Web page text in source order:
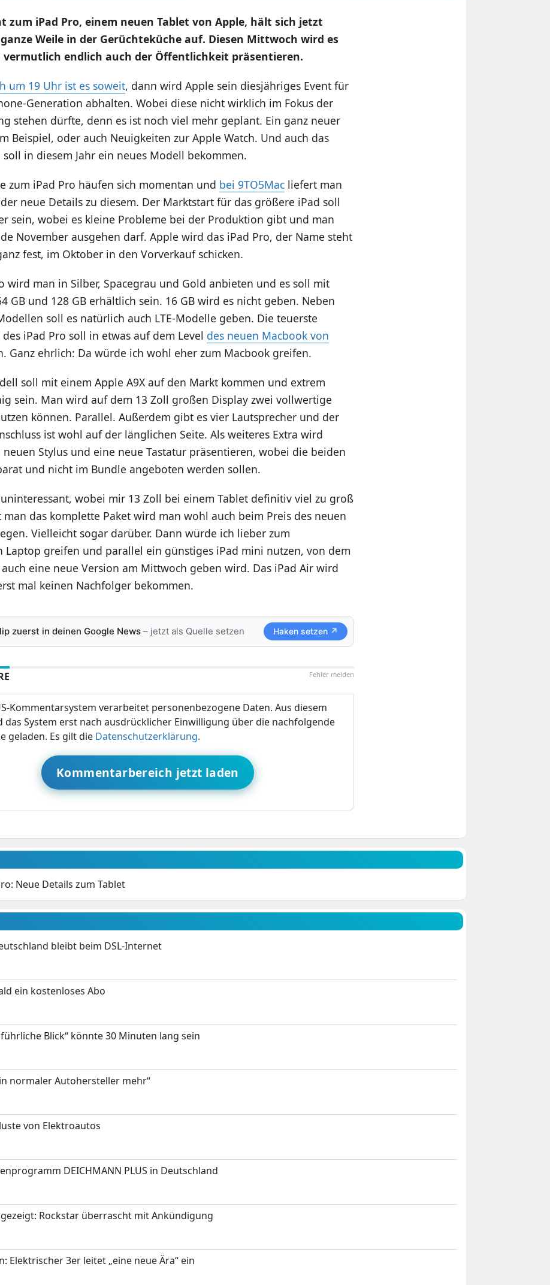
zum iPad Pro, einem neuen Tablet von Apple, hält sich jetzt
Weile in der Gerüchteküche auf. Diesen Mittwoch wird es
vermutlich endlich auch der Öffentlichkeit präsentieren.
um 19 Uhr ist es soweit, dann wird Apple sein diesjähriges Event für
Generation abhalten. Wobei diese nicht wirklich im Fokus der
stehen dürfte, denn es ist noch viel mehr geplant. Ein ganz neuer
Beispiel, oder auch Neuigkeiten zur Apple Watch. Und auch das
soll in diesem Jahr ein neues Modell bekommen.
zum iPad Pro häufen sich momentan und bei 9TO5Macliefert man
neue Details zu diesem. Der Marktstart für das größere iPad soll
sein, wobei es kleine Probleme bei der Produktion gibt und man
November ausgehen darf. Apple wird das iPad Pro, der Name steht
fest, im Oktober in den Vorverkauf schicken.
wird man in Silber, Spacegrau und Gold anbieten und es soll mit
GB und 128 GB erhältlich sein. 16 GB wird es nicht geben. Neben
soll es natürlich auch LTE-Modelle geben. Die teuerste
iPad Pro soll in etwas auf dem Level des neuen Macbook von
Ganz ehrlich: Da würde ich wohl eher zum Macbook greifen.
soll mit einem Apple A9X auf den Markt kommen und extrem
sein. Man wird auf dem 13 Zoll großen Display zwei vollwertige
können. Parallel. Außerdem gibt es vier Lautsprecher und der
ist wohl auf der länglichen Seite. Als weiteres Extra wird
Stylus und eine neue Tastatur präsentieren, wobei die beiden
und nicht im Bundle angeboten werden sollen.
wobei mir 13 Zoll bei einem Tablet definitiv viel zu groß
man das komplette Paket wird man wohl auch beim Preis des neuen
Vielleicht sogar darüber. Dann würde ich lieber zum
Laptop greifen und parallel ein günstiges iPad mini nutzen, von dem
eine neue Version am Mittwoch geben wird. Das iPad Air wird
mal keinen Nachfolger bekommen.
zuerst in deinen Google News– jetzt als Quelle setzen Haken setzen ↗
Fehler melden
Kommentarsystem verarbeitet personenbezogene Daten. Aus diesem
das System erst nach ausdrücklicher Einwilligung über die nachfolgende
geladen. Es gilt die Datenschutzerklärung.
Kommentarbereich jetzt laden
Neue Details zum Tablet
bleibt beim DSL-Internet
ein kostenloses Abo
Blick“ könnte 30 Minuten lang sein
normaler Autohersteller mehr“
von Elektroautos
DEICHMANN PLUS in Deutschland
Rockstar überrascht mit Ankündigung
Elektrischer 3er leitet „eine neue Ära“ ein